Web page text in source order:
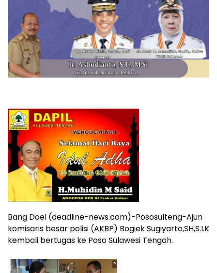
Bang Doel (deadline-news.com)-Pososulteng-Ajun
komisaris besar polisi (AKBP) Bogiek Sugiyarto,SH,S.I.K
kembali bertugas ke Poso Sulawesi Tengah.